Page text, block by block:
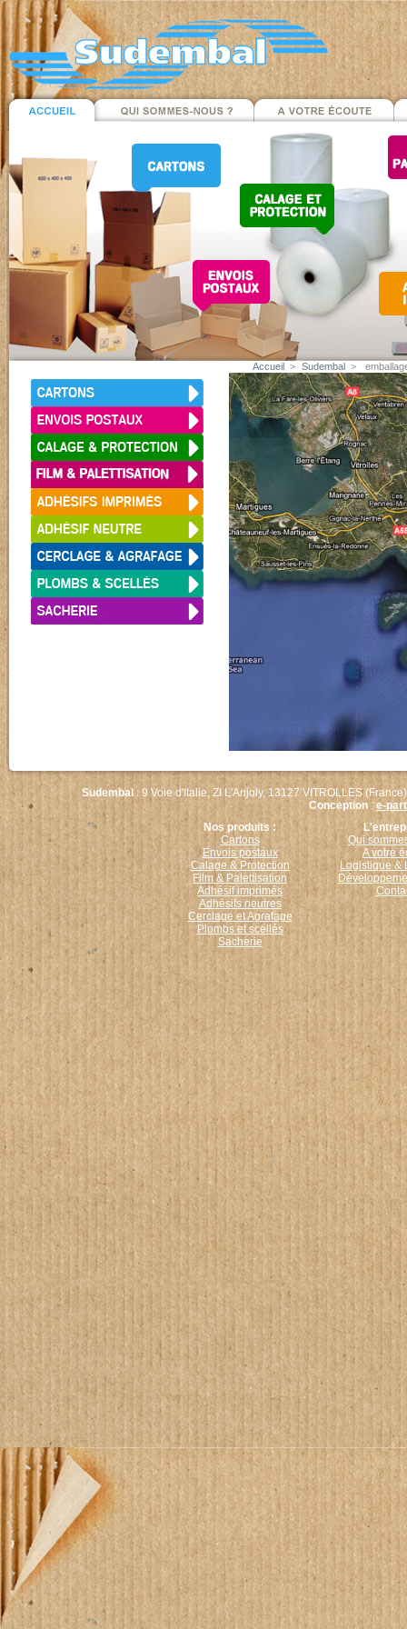
Accueil > Sudembal >
Sudembal : 9 Voie d'Italie, ZI L'Anjoly, 13127 VITROLLES
Conception : e-
Nos produits :
Cartons
Envois postaux
Calage & Protection
Film & Palettisation
Adhésif imprimés
Adhésifs neutres
Cerclage et Agrafage
Plombs et scellés
Sacherie
Qui
A votre
Logistique &